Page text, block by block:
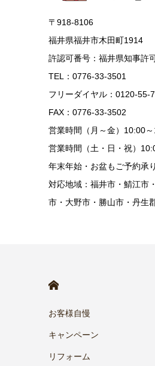
〒918-8106
福井県福井市木田町1914
許認可番号：福井県知事許
TEL：0776-33-3501
フリーダイヤル：0120-55-
FAX：0776-33-3502
営業時間（月～金）10:00
営業時間（土・日・祝）
年末年始・お盆もご予約承
対応地域：福井市・鯖江市
市・大野市・勝山市・丹生
お客様自慢
キャンペーン
リフォーム